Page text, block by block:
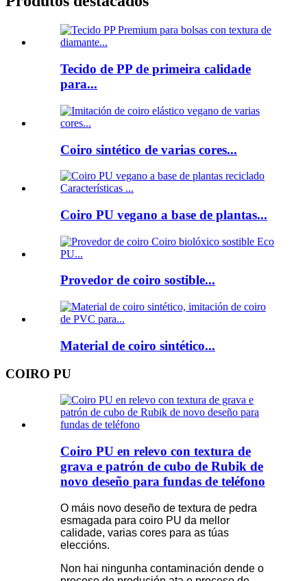
Tecido de PP de primeira calidade
para...
Coiro sintético de varias cores...
Coiro PU vegano a base de plantas...
Provedor de coiro sostible...
Material de coiro sintético...
COIRO PU
Coiro PU en relevo con textura de
grava e patrón de cubo de Rubik de
novo deseño para fundas de teléfono
O máis novo deseño de textura de pedra
esmagada para coiro PU da mellor
calidade, varias cores para as túas
eleccións.
Non hai ningunha contaminación dende o